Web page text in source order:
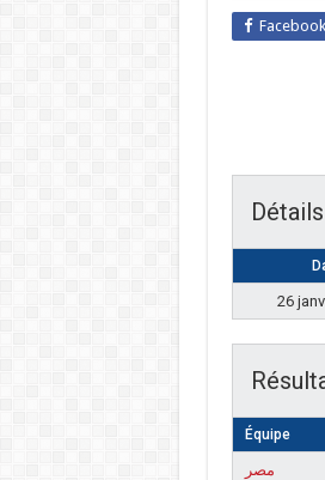
Facebook
Détails
26
Équipe
مصر